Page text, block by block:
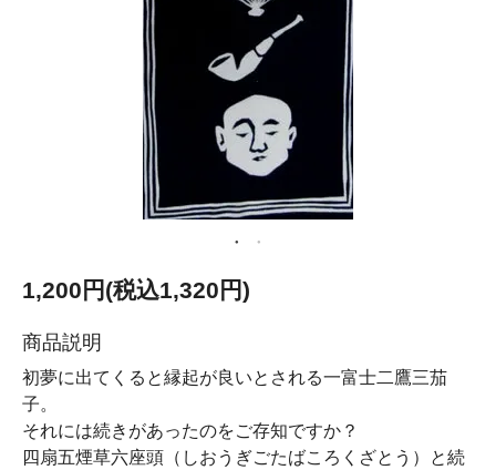
1,200円(税込1,320円)
商品説明
初夢に出てくると縁起が良いとされる一富士二鷹三茄
子。
それには続きがあったのをご存知ですか？
四扇五煙草六座頭（しおうぎごたばころくざとう）と続